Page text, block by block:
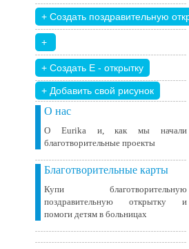
+ Добавить свой ​​рисунок
О нас
О Eurika и, как мы начали
благотворительные проекты
Благотворительные карты
Купи благотворительную
поздравительную открытку и
помоги детям в больницах